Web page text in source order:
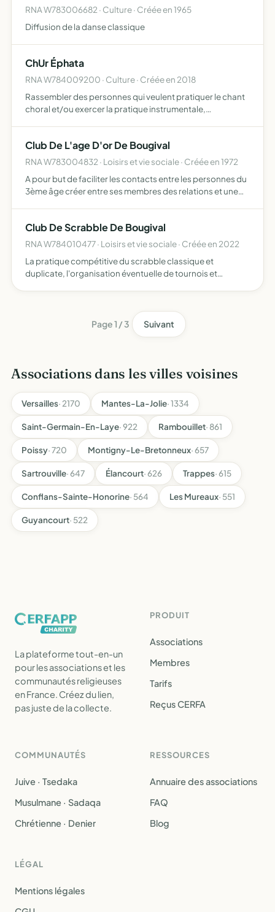
RNA W783006682 · Culture · Créée en 1965
Diffusion de la danse classique
ChUr Éphata
RNA W784009200 · Culture · Créée en 2018
Rassembler des personnes qui veulent pratiquer le chant
choral et/ou exercer la pratique instrumentale,
Club De L'age D'or De Bougival
RNA W783004832 · Loisirs et vie sociale · Créée en 1972
A pour but de faciliter les contacts entre les personnes du
3ème âge créer entre ses membres des relations et une
Club De Scrabble De Bougival
RNA W784010477 · Loisirs et vie sociale · Créée en 2022
La pratique compétitive du scrabble classique et
duplicate, l'organisation éventuelle de tournois et
Page 1 / 3 Suivant
Associations dans les villes voisines
Versailles· 2170 Mantes-La-Jolie· 1334
Saint-Germain-En-Laye· 922 Rambouillet· 861
Poissy· 720 Montigny-Le-Bretonneux· 657
Sartrouville· 647 Élancourt· 626 Trappes· 615
Conflans-Sainte-Honorine· 564 Les Mureaux· 551
Guyancourt· 522
La plateforme tout-en-un
pour les associations et les
communautés religieuses
en France. Créez du lien,
pas juste de la collecte.
PRODUIT
Associations
Membres
Tarifs
Reçus CERFA
COMMUNAUTÉS
Juive · Tsedaka
Musulmane · Sadaqa
Chrétienne · Denier
RESSOURCES
Annuaire des associations
FAQ
Blog
LÉGAL
Mentions légales